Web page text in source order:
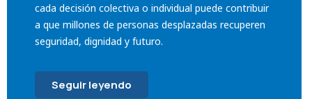
cada decisión colectiva o individual puede contribuir
a que millones de personas desplazadas recuperen
seguridad, dignidad y futuro.
Seguir leyendo